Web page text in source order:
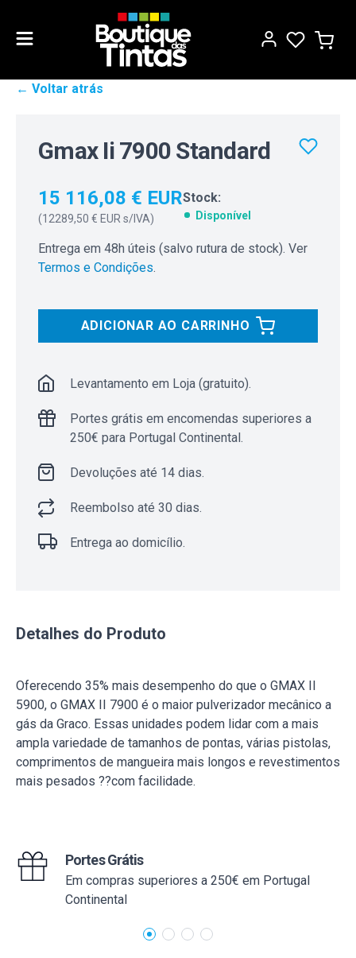
← Voltar atrás
Gmax Ii 7900 Standard
15 116,08 € EUR
(12289,50 € EUR s/IVA)
Stock:
Disponível
Entrega em 48h úteis (salvo rutura de stock). Ver
Termos e Condições.
ADICIONAR AO CARRINHO
Levantamento em Loja (gratuito).
Portes grátis em encomendas superiores a
250€ para Portugal Continental.
Devoluções até 14 dias.
Reembolso até 30 dias.
Entrega ao domicílio.
Detalhes do Produto
Oferecendo 35% mais desempenho do que o GMAX II
5900, o GMAX II 7900 é o maior pulverizador mecânico a
gás da Graco. Essas unidades podem lidar com a mais
ampla variedade de tamanhos de pontas, várias pistolas,
comprimentos de mangueira mais longos e revestimentos
mais pesados ??com facilidade.
Portes Grátis
Em compras superiores a 250€ em Portugal
Continental